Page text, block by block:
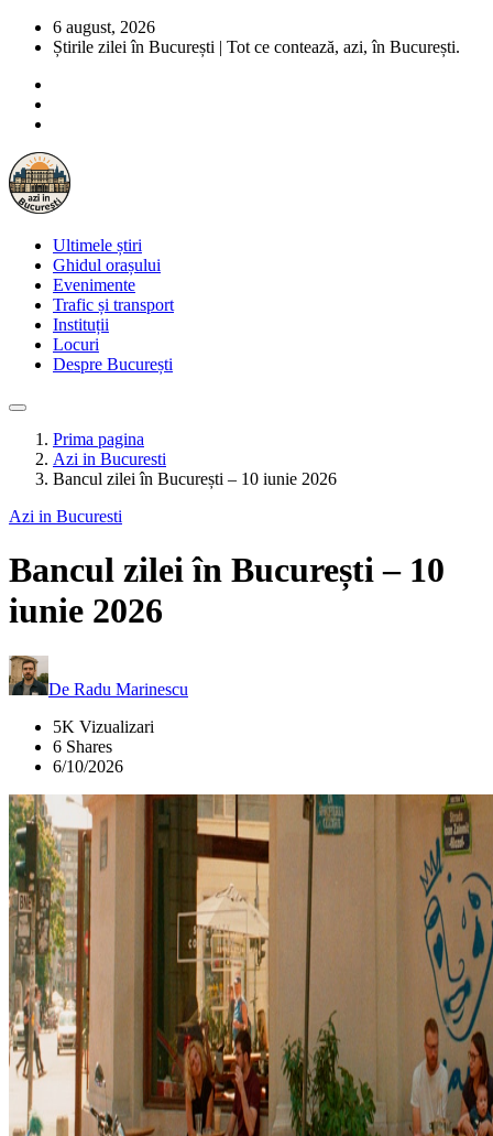
6 august, 2026
Știrile zilei în București | Tot ce contează, azi, în București.
Ultimele știri
Ghidul orașului
Evenimente
Trafic și transport
Instituții
Locuri
Despre București
Prima pagina
Azi in Bucuresti
Bancul zilei în București – 10 iunie 2026
Azi in Bucuresti
Bancul zilei în București – 10
iunie 2026
De Radu Marinescu
5K Vizualizari
6 Shares
6/10/2026